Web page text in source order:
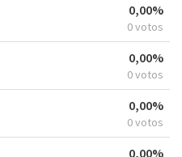
0,00%
0 votos
0,00%
0 votos
0,00%
0 votos
0,00%